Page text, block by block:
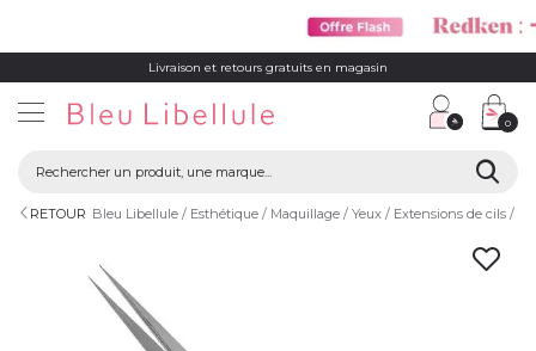
Livraison et retours gratuits en magasin
0
RETOUR Bleu Libellule Esthétique Maquillage Yeux Extensions de cils